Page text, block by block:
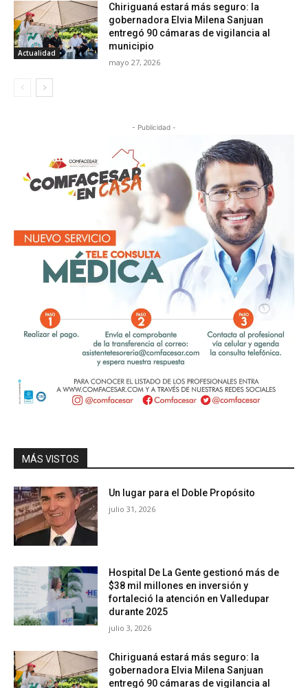
Actualidad
Chiriguaná estará más seguro: la
gobernadora Elvia Milena Sanjuan
entregó 90 cámaras de vigilancia al
municipio
mayo 27, 2026
- Publicidad -
MÁS VISTOS
Un lugar para el Doble Propósito
julio 31, 2026
Hospital De La Gente gestionó más de
$38 mil millones en inversión y
fortaleció la atención en Valledupar
durante 2025
julio 3, 2026
Chiriguaná estará más seguro: la
gobernadora Elvia Milena Sanjuan
entregó 90 cámaras de vigilancia al